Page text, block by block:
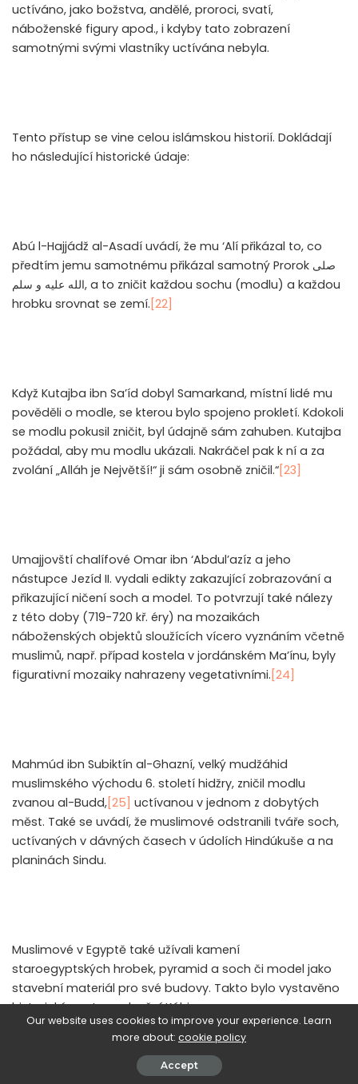
uctíváno, jako božstva, andělé, proroci, svatí,
náboženské figury apod., i kdyby tato zobrazení
samotnými svými vlastníky uctívána nebyla.
Tento přístup se vine celou islámskou historií. Dokládají
ho následující historické údaje:
Abú l-Hajjádž al-Asadí uvádí, že mu ‘Alí přikázal to, co
předtím jemu samotnému přikázal samotný Prorok صلى
الله عليه و سلم, a to zničit každou sochu (modlu) a každou
hrobku srovnat se zemí. [22]
Když Kutajba ibn Sa’íd dobyl Samarkand, místní lidé mu
pověděli o modle, se kterou bylo spojeno prokletí. Kdokoli
se modlu pokusil zničit, byl údajně sám zahuben. Kutajba
požádal, aby mu modlu ukázali. Nakráčel pak k ní a za
zvolání „Alláh je Největší!“ ji sám osobně zničil.“[23]
Umajjovští chalífové Omar ibn ‘Abdul’azíz a jeho
nástupce Jezíd II. vydali edikty zakazující zobrazování a
přikazující ničení soch a model. To potvrzují také nálezy
z této doby (719-720 kř. éry) na mozaikách
náboženských objektů sloužících vícero vyznáním včetně
muslimů, např. případ kostela v jordánském Ma’ínu, byly
figurativní mozaiky nahrazeny vegetativními. [24]
Mahmúd ibn Subiktín al-Ghazní, velký mudžáhid
muslimského východu 6. století hidžry, zničil modlu
zvanou al-Budd,[25] uctívanou v jednom z dobytých
měst. Také se uvádí, že muslimové odstranili tváře soch,
uctívaných v dávných časech v údolích Hindúkuše a na
planinách Sindu.
Muslimové v Egyptě také užívali kamení
staroegyptských hrobek, pyramid a soch či model jako
stavební materiál pro své budovy. Takto bylo vystavěno
historické centrum dnešní Káhiry.
Our website uses cookies to improve your experience. Learn
more about: cookie policy
Accept